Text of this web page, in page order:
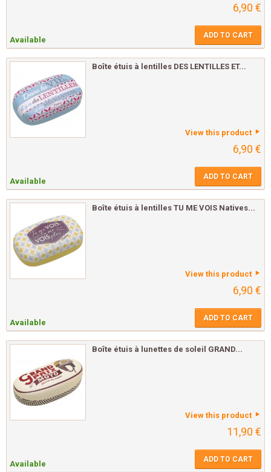
6,90 €
Available ADD TO CART
Boîte étuis à lentilles DES LENTILLES ET...
View this product
6,90 €
Available ADD TO CART
Boîte étuis à lentilles TU ME VOIS Natives...
View this product
6,90 €
Available ADD TO CART
Boîte étuis à lunettes de soleil GRAND...
View this product
11,90 €
Available ADD TO CART